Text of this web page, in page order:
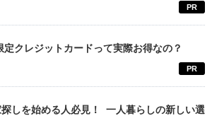
PR
定クレジットカードって実際お得なの？
PR
探しを始める人必見！ 一人暮らしの新しい選